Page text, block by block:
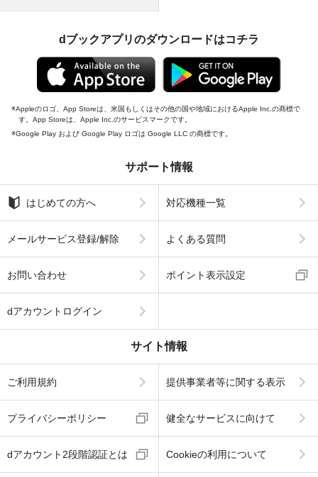
dブックアプリのダウンロードはコチラ
Appleのロゴ、App Storeは、米国もしくはその他の国や地域におけるApple Inc.の商標で
す。App Storeは、Apple Inc.のサービスマークです。
Google Play および Google Play ロゴは Google LLC の商標です。
サポート情報
はじめての方へ 対応機種一覧
メールサービス登録/解除 よくある質問
お問い合わせ ポイント表示設定
dアカウントログイン
サイト情報
ご利用規約 提供事業者等に関する表示
プライバシーポリシー 健全なサービスに向けて
dアカウント2段階認証とは Cookieの利用について